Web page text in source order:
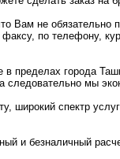
Вам не обязательно
по телефону,
пределах города
следовательно мы
широкий спектр
и безналичный